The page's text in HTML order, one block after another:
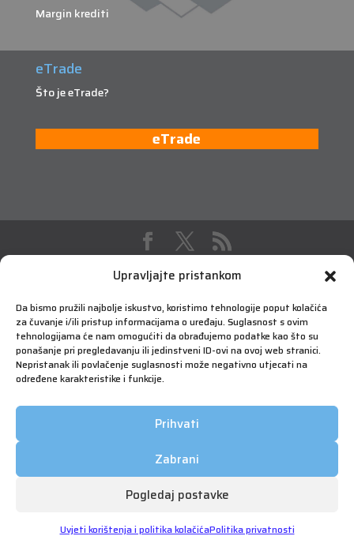
Upravljajte pristankom
Da bismo pružili najbolje iskustvo, koristimo tehnologije poput kolačića
za čuvanje i/ili pristup informacijama o uređaju. Suglasnost s ovim
tehnologijama će nam omogućiti da obrađujemo podatke kao što su
ponašanje pri pregledavanju ili jedinstveni ID-ovi na ovoj web stranici.
Nepristanak ili povlačenje suglasnosti može negativno utjecati na
određene karakteristike i funkcije.
Prihvati
Zabrani
Pogledaj postavke
Uvjeti korištenja i politika kolačićaPolitika privatnosti
Margin krediti
eTrade
Što je eTrade?
eTrade
pridržana | Korištenje će biti nadzirano | Web by Qmini